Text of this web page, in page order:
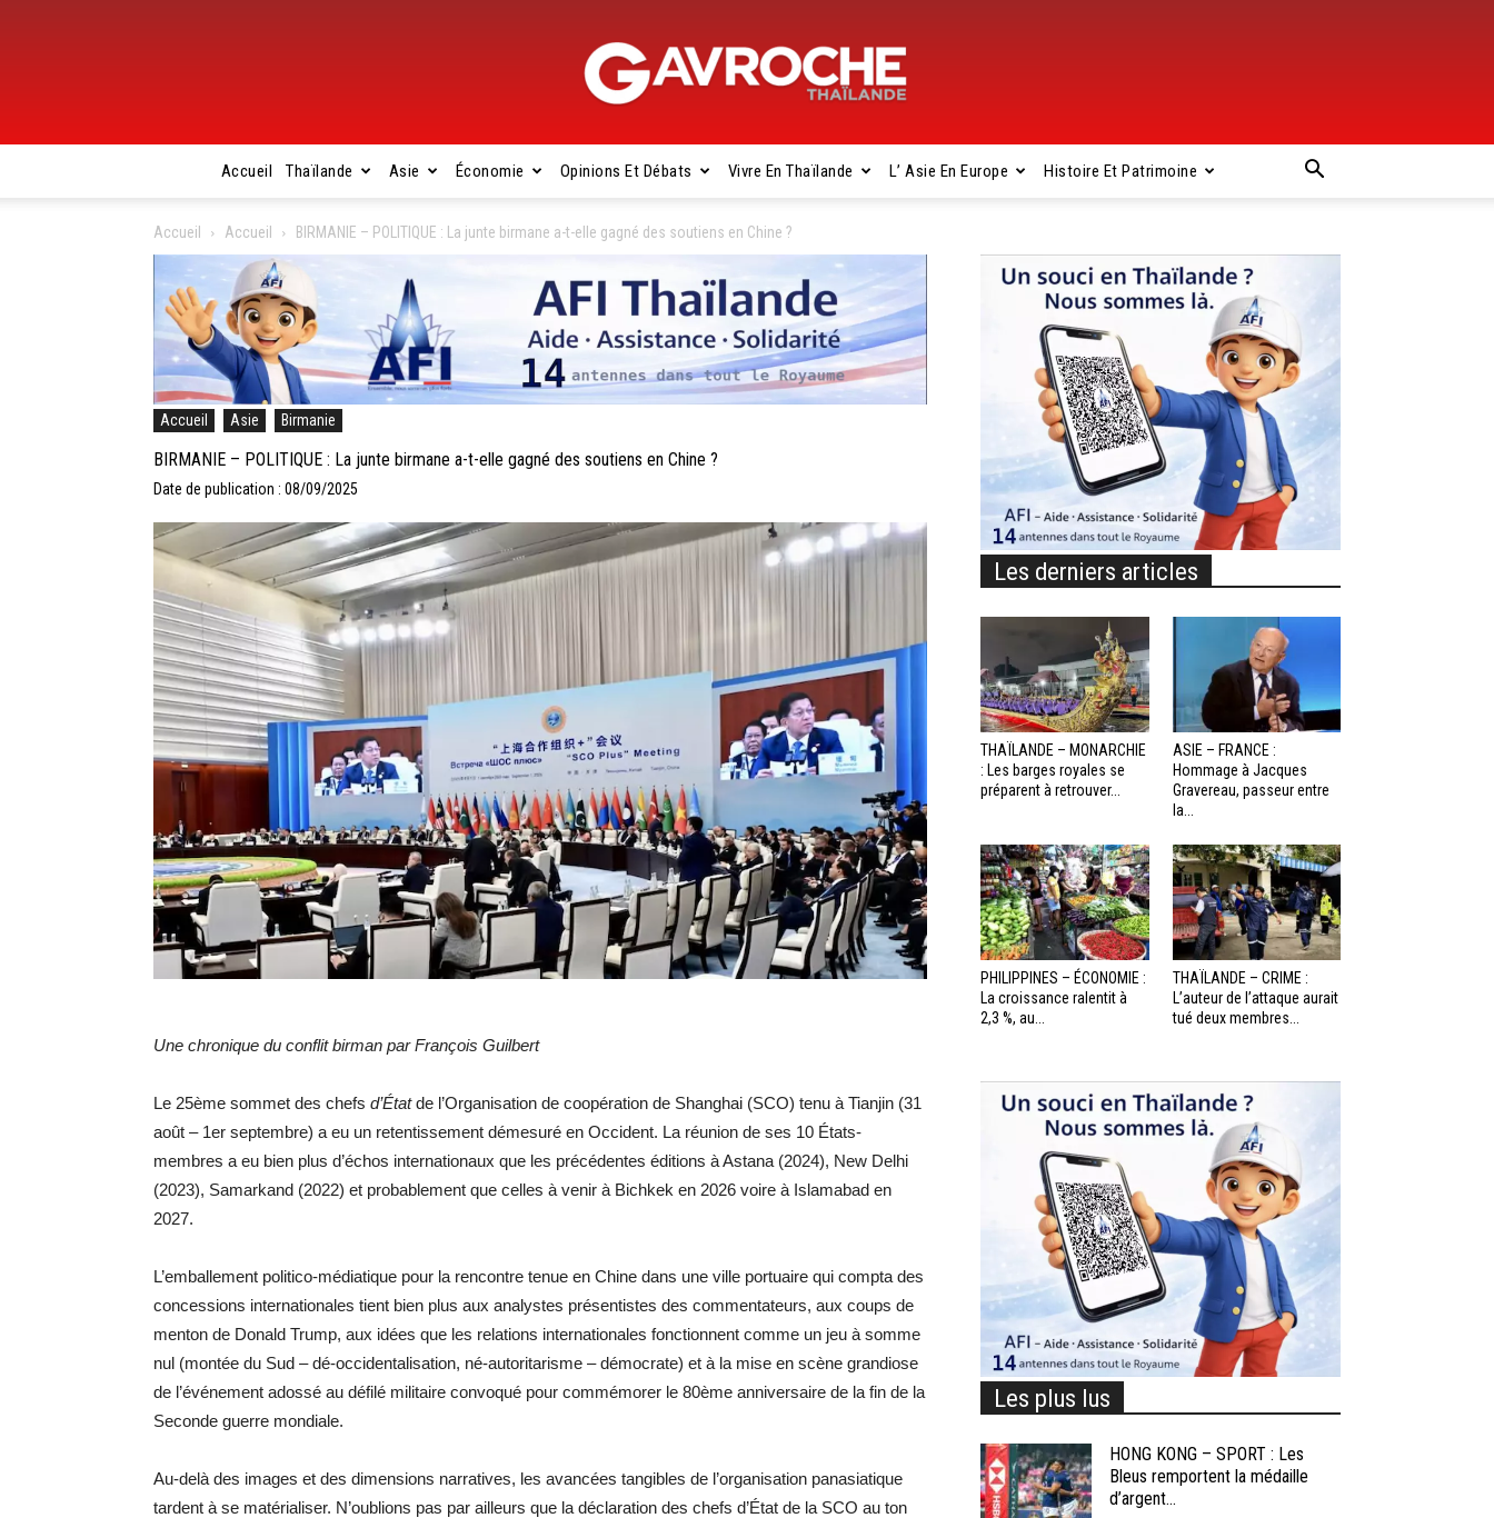
Gavroche
Thaïlande
Accueil Thaïlande Asie Économie Opinions Et Débats Vivre En Thaïlande L’ Asie En Europe Histoire Et Patrimoine
Accueil Accueil BIRMANIE – POLITIQUE : La junte birmane a-t-elle gagné des soutiens en Chine ?
Accueil Asie Birmanie
BIRMANIE – POLITIQUE : La junte birmane a-t-elle gagné des soutiens en Chine ?
Date de publication : 08/09/2025
Une chronique du conflit birman par François Guilbert
Le 25ème sommet des chefs d’Étatde l’Organisation de coopération de Shanghai (SCO) tenu à Tianjin (31
août – 1er septembre) a eu un retentissement démesuré en Occident. La réunion de ses 10 États-
membres a eu bien plus d’échos internationaux que les précédentes éditions à Astana (2024), New Delhi
(2023), Samarkand (2022) et probablement que celles à venir à Bichkek en 2026 voire à Islamabad en
2027.
L’emballement politico-médiatique pour la rencontre tenue en Chine dans une ville portuaire qui compta des
concessions internationales tient bien plus aux analystes présentistes des commentateurs, aux coups de
menton de Donald Trump, aux idées que les relations internationales fonctionnent comme un jeu à somme
nul (montée du Sud – dé-occidentalisation, né-autoritarisme – démocrate) et à la mise en scène grandiose
de l’événement adossé au défilé militaire convoqué pour commémorer le 80ème anniversaire de la fin de la
Seconde guerre mondiale.
Au-delà des images et des dimensions narratives, les avancées tangibles de l’organisation panasiatique
tardent à se matérialiser. N’oublions pas par ailleurs que la déclaration des chefs d’État de la SCO au ton
Les derniers articles
THAÏLANDE – MONARCHIE
: Les barges royales se
préparent à retrouver...
ASIE – FRANCE :
Hommage à Jacques
Gravereau, passeur entre
la...
PHILIPPINES – ÉCONOMIE :
La croissance ralentit à
2,3 %, au...
THAÏLANDE – CRIME :
L’auteur de l’attaque aurait
tué deux membres...
Les plus lus
HONG KONG – SPORT : Les
Bleus remportent la médaille
d’argent...